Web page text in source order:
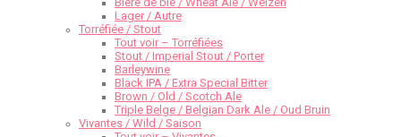
Lager / Autre
Torréfiée / Stout
Tout voir – Torréfiées
Stout / Imperial Stout / Porter
Barleywine
Black IPA / Extra Special Bitter
Brown / Old / Scotch Ale
Triple Belge / Belgian Dark Ale / Oud Bruin
Vivantes / Wild / Saison